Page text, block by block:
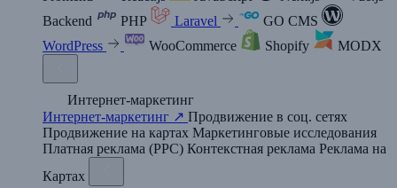
Backend
PHP Laravel GO CMS
WordPress
WooCommerce Shopify MODX
Интернет-маркетинг
Интернет-маркетинг ↗ Продвижение в соц. сетях
Продвижение на картах Маркетинговые исследования
Платная реклама (PPC) Контекстная реклама Реклама на
Картах